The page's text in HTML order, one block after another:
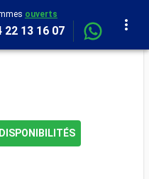
ouverts
22 13 16 07